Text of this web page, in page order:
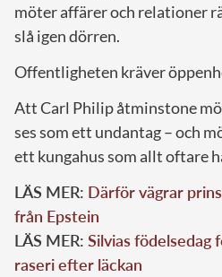
möter affärer och relationer
slå igen dörren.
Offentligheten kräver
Att Carl Philip åtminstone
ses som ett undantag – och
ett kungahus som allt oftare
LÄS MER: Därför vägrar
från Epstein
LÄS MER: Silvias födelsedag
raseri efter läckan